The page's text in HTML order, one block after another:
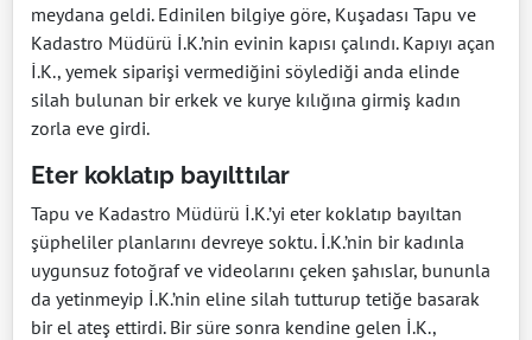
meydana geldi. Edinilen bilgiye göre, Kuşadası Tapu ve
Kadastro Müdürü İ.K.’nin evinin kapısı çalındı. Kapıyı açan
İ.K., yemek siparişi vermediğini söylediği anda elinde
silah bulunan bir erkek ve kurye kılığına girmiş kadın
zorla eve girdi.
Eter koklatıp bayılttılar
Tapu ve Kadastro Müdürü İ.K.’yi eter koklatıp bayıltan
şüpheliler planlarını devreye soktu. İ.K.’nin bir kadınla
uygunsuz fotoğraf ve videolarını çeken şahıslar, bununla
da yetinmeyip İ.K.’nin eline silah tutturup tetiğe basarak
bir el ateş ettirdi. Bir süre sonra kendine gelen İ.K.,